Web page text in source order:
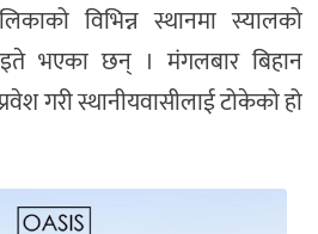
विभिन्न स्थानमा स्यालको
भएका छन् । मंगलबार बिहान
गरी स्थानीयवासीलाई टोकेको हो